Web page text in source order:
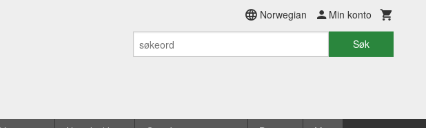
Norwegian Min konto
Søk